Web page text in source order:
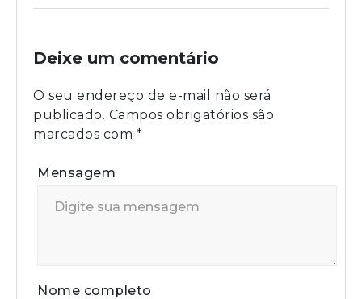
Deixe um comentário
O seu endereço de e-mail não será
publicado. Campos obrigatórios são
marcados com *
Mensagem
Nome completo